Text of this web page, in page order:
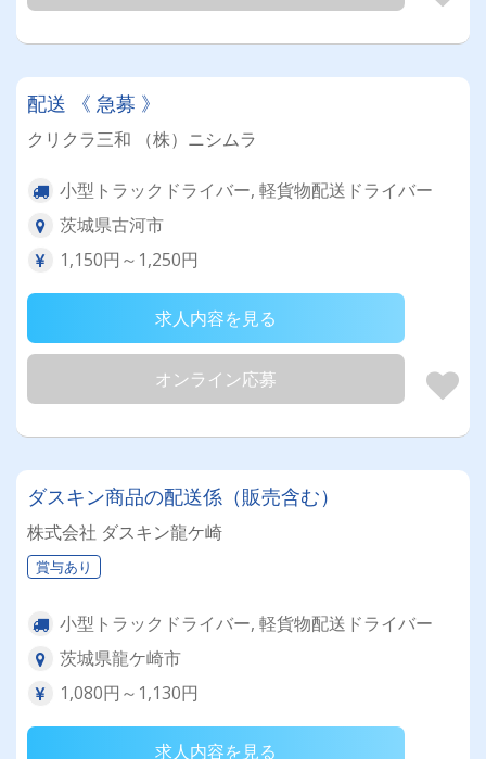
配送 《 急募 》
クリクラ三和 （株）ニシムラ
小型トラックドライバー, 軽貨物配送ドライバー
茨城県古河市
1,150円～1,250円
求人内容を見る
オンライン応募
ダスキン商品の配送係（販売含む）
株式会社 ダスキン龍ケ崎
賞与あり
小型トラックドライバー, 軽貨物配送ドライバー
茨城県龍ケ崎市
1,080円～1,130円
求人内容を見る